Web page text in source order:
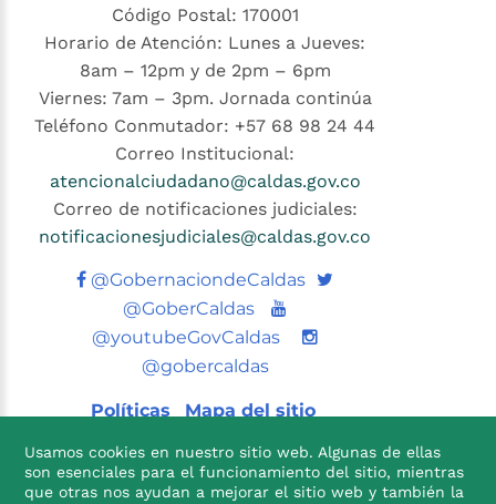
Código Postal: 170001
Horario de Atención: Lunes a Jueves:
8am – 12pm y de 2pm – 6pm
Viernes: 7am – 3pm. Jornada continúa
Teléfono Conmutador: +57 68 98 24 44
Correo Institucional:
atencionalciudadano@caldas.gov.co
Correo de notificaciones judiciales:
notificacionesjudiciales@caldas.gov.co
@GobernaciondeCaldas Twitter
@GoberCaldas
Youtube
@youtubeGovCaldas
@gobercaldas
Políticas Mapa del sitio
Usamos cookies en nuestro sitio web. Algunas de ellas
son esenciales para el funcionamiento del sitio, mientras
que otras nos ayudan a mejorar el sitio web y también la